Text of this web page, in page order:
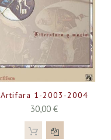
Artifara 1-2003-2004
30,00 €